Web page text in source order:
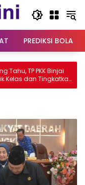
PREDIKSI BOLA
TP PKK Binjai
dan Tingkatkan